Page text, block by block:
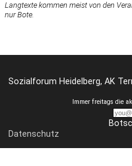
Langtexte kommen meist von den
nur Bote.
Sozialforum Heidelberg, AK
Datenschutz
Immer freitags die